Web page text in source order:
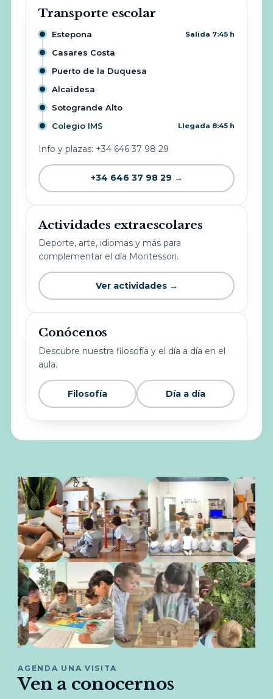
Transporte escolar
Estepona Salida 7:45 h
Casares Costa
Puerto de la Duquesa
Alcaidesa
Sotogrande Alto
Colegio IMS
Llegada 8:45 h
Info y plazas: +34 646 37 98 29
+34 646 37 98 29 →
Actividades extraescolares
Deporte, arte, idiomas y más para
complementar el día Montessori.
Ver actividades →
Conócenos
Descubre nuestra filosofía y el día a día en el
aula.
Filosofía Día a día
AGENDA UNA VISITA
Ven a conocernos